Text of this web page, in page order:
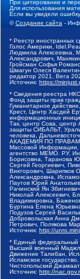
При цитировании и
Для использования
Если вы увидели
©Создание сайта -
* Реестр иностранных
Голос Америки,
Людмила Алексеевна,
Александрович,
Гройсман Софья
Шмагун Олеся
редактор 2021, Вега
Источник: https://
* Сведения реестра
Фонд защиты прав
Гуманитарное
Крест, Центр Хасдей
информационных
Так, центр Сова, центр
защиты СИБАЛЬТ,
человека,
АКАДЕМИЯ ПО ПРАВАМ
Массовой Информации,
агентство МЕМО. РУ,
Борисовна, Таранова
Сергей Георгиевич,
Викторович, Шарипков
Александровна,
Паутов Юрий
Рачинский Ян
Николай Алексеевич,
Владимировна,
Буртина Елена
Подузов Сергей
Добровольская Анна
Петрович, Полякова
Источник: http://
* Единый федеральный
Высший военный
Движение Талибан,
Исламское
Чистопольский
Источник: http://